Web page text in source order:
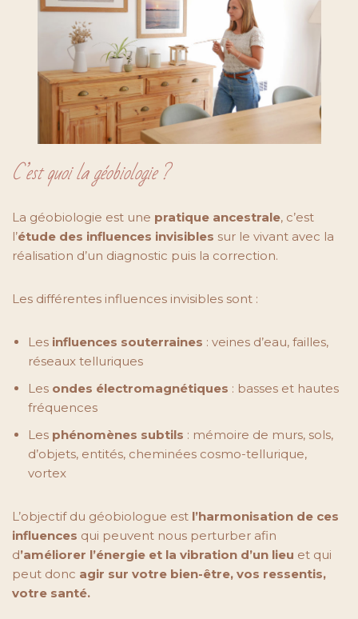
C’est quoi la géobiologie ?
La géobiologie est une pratique ancestrale, c’est
l’étude des influences invisibles sur le vivant avec la
réalisation d’un diagnostic puis la correction.
Les différentes influences invisibles sont :
Les influences souterraines : veines d’eau, failles,
réseaux telluriques
Les ondes électromagnétiques : basses et hautes
fréquences
Les phénomènes subtils : mémoire de murs, sols,
d’objets, entités, cheminées cosmo-tellurique,
vortex
L’objectif du géobiologue est l’harmonisation de ces
influences qui peuvent nous perturber afin
d’améliorer l’énergie et la vibration d’un lieu et qui
peut donc agir sur votre bien-être, vos ressentis,
votre santé.